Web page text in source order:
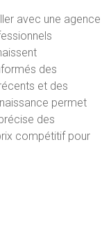
avec une agence
des
et des
permet
des
compétitif pour